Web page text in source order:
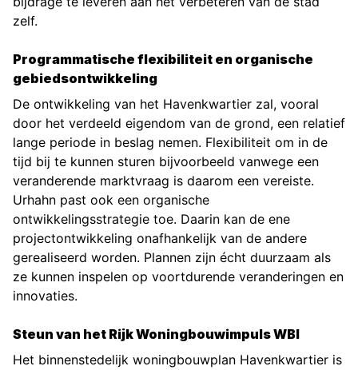
zelf.
Programmatische flexibiliteit en organische
gebiedsontwikkeling
De ontwikkeling van het Havenkwartier zal, vooral
door het verdeeld eigendom van de grond, een relatief
lange periode in beslag nemen. Flexibiliteit om in de
tijd bij te kunnen sturen bijvoorbeeld vanwege een
veranderende marktvraag is daarom een vereiste.
Urhahn past ook een organische
ontwikkelingsstrategie toe. Daarin kan de ene
projectontwikkeling onafhankelijk van de andere
gerealiseerd worden. Plannen zijn écht duurzaam als
ze kunnen inspelen op voortdurende veranderingen en
innovaties.
Steun van het Rijk Woningbouwimpuls WBI
Het binnenstedelijk woningbouwplan Havenkwartier is